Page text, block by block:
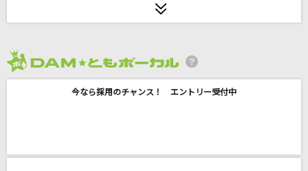
米津玄師, 宇多田ヒカル
好きじゃないよ
J.R.
今なら採用のチャンス！ エントリー受付中